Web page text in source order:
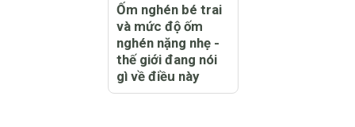
Ốm nghén bé trai
và mức độ ốm
nghén nặng nhẹ -
thế giới đang nói
gì về điều này